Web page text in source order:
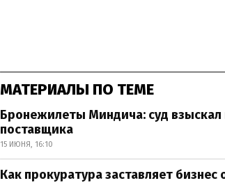
МАТЕРИАЛЫ ПО ТЕМЕ
Бронежилеты Миндича: суд взыскал
поставщика
15 ИЮНЯ, 16:10
Как прокуратура заставляет